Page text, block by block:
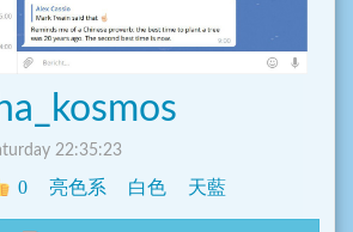
22:35:23
0 亮色系 白色 天藍